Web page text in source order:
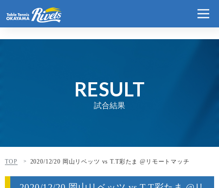
RESULT
試合結果
TOP 2020/12/20 岡山リベッツ vs T.T彩たま @リモートマッチ